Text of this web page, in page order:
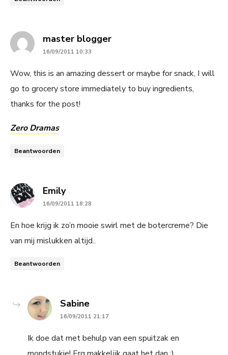
master bloggersays:
16/09/2011 10:33
Wow, this is an amazing dessert or maybe for snack, I will
go to grocery store immediately to buy ingredients,
thanks for the post!
Zero Dramas
Beantwoorden
Emilysays:
16/09/2011 18:28
En hoe krijg ik zo’n mooie swirl met de botercreme? Die
van mij mislukken altijd..
Beantwoorden
Sabinesays:
16/09/2011 21:17
Ik doe dat met behulp van een spuitzak en